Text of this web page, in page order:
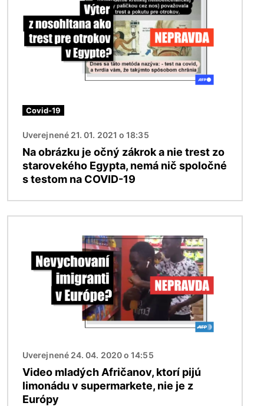
Covid-19
Uverejnené 21. 01. 2021 o 18:35
Na obrázku je očný zákrok a nie trest zo
starovekého Egypta, nemá nič spoločné
s testom na COVID-19
Uverejnené 24. 04. 2020 o 14:55
Video mladých Afričanov, ktorí pijú
limonádu v supermarkete, nie je z
Európy